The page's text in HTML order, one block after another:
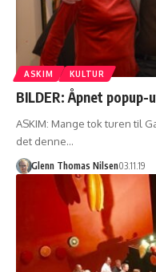
ASKIM KULTUR
BILDER: Åpnet
ASKIM: Mange tok turen til
det denne…
Glenn Thomas Nilsen03.11.19